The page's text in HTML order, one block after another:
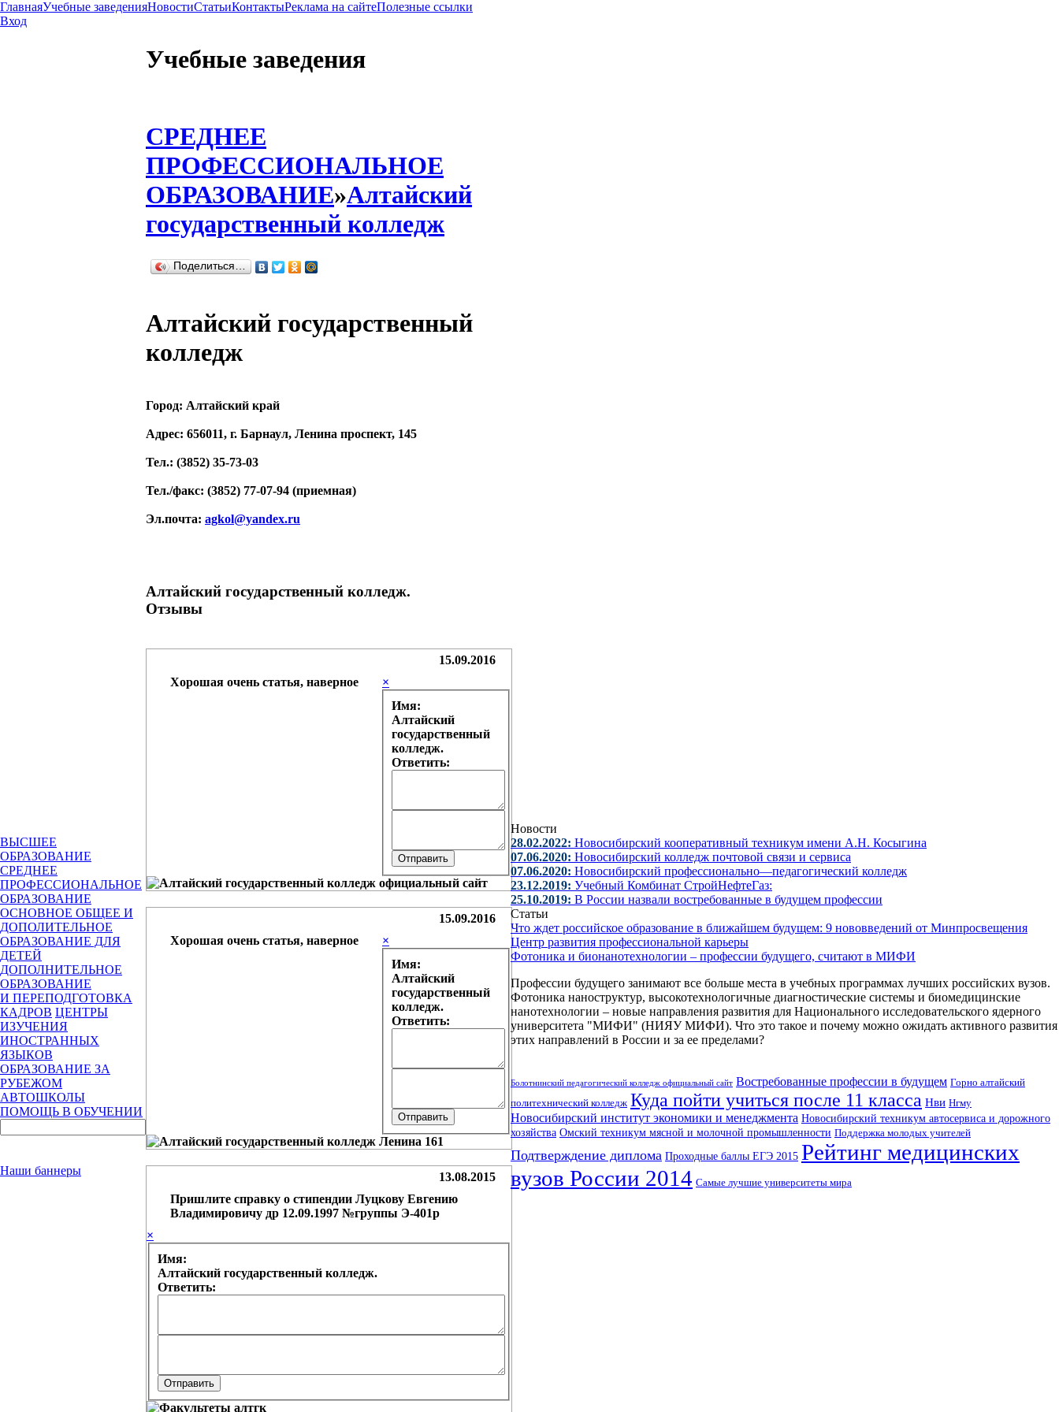
ГлавнаяУчебные заведенияНовостиСтатьиКонтактыРеклама на сайтеПолезные ссылки
Вход
ВЫСШЕЕ
ОБРАЗОВАНИЕ
СРЕДНЕЕ
ПРОФЕССИОНАЛЬНОЕ
ОБРАЗОВАНИЕ
ОСНОВНОЕ ОБЩЕЕ И
ДОПОЛИТЕЛЬНОЕ
ОБРАЗОВАНИЕ ДЛЯ
ДЕТЕЙ
ДОПОЛНИТЕЛЬНОЕ
ОБРАЗОВАНИЕ
И ПЕРЕПОДГОТОВКА
КАДРОВ ЦЕНТРЫ
ИЗУЧЕНИЯ
ИНОСТРАННЫХ
ЯЗЫКОВ
ОБРАЗОВАНИЕ ЗА
РУБЕЖОМ
АВТОШКОЛЫ
ПОМОЩЬ В ОБУЧЕНИИ
Наши баннеры
Учебные заведения
СРЕДНЕЕ
ПРОФЕССИОНАЛЬНОЕ
ОБРАЗОВАНИЕ»Алтайский
государственный колледж
Поделиться…
Алтайский государственный
колледж
Город: Алтайский край
Адрес: 656011, г. Барнаул, Ленина проспект, 145
Тел.: (3852) 35-73-03
Тел./факс: (3852) 77-07-94 (приемная)
Эл.почта: agkol@yandex.ru
Алтайский государственный колледж.
Отзывы
15.09.2016
Хорошая очень статья, наверное
×
Имя:
Алтайский
государственный
колледж.
Ответить:
15.09.2016
Хорошая очень статья, наверное
×
Имя:
Алтайский
государственный
колледж.
Ответить:
13.08.2015
Пришлите справку о стипендии Луцкову Евгению
Владимировичу др 12.09.1997 №группы Э-401р
×
Имя:
Алтайский государственный колледж.
Ответить:
Новости
28.02.2022: Новосибирский кооперативный техникум имени А.Н. Косыгина
07.06.2020: Новосибирский колледж почтовой связи и сервиса
07.06.2020: Новосибирский профессионально—педагогический колледж
23.12.2019: Учебный Комбинат СтройНефтеГаз:
25.10.2019: В России назвали востребованные в будущем профессии
Статьи
Что ждет российское образование в ближайшем будущем: 9 нововведений от Минпросвещения
Центр развития профессиональной карьеры
Фотоника и бионанотехнологии – профессии будущего, считают в МИФИ
Профессии будущего занимают все больше места в учебных программах лучших российских вузов.
Фотоника наноструктур, высокотехнологичные диагностические системы и биомедицинские
нанотехнологии – новые направления развития для Национального исследовательского ядерного
университета "МИФИ" (НИЯУ МИФИ). Что это такое и почему можно ожидать активного развития
этих направлений в России и за ее пределами?
Болотнинский педагогический колледж официальный сайт Востребованные профессии в будущем Горно алтайский
политехнический колледж Куда пойти учиться после 11 класса Нви Нгму
Новосибирский институт экономики и менеджмента Новосибирский техникум автосервиса и дорожного
хозяйства Омский техникум мясной и молочной промышленности Поддержка молодых учителей
Подтверждение диплома Проходные баллы ЕГЭ 2015 Рейтинг медицинских
вузов России 2014 Самые лучшие университеты мира